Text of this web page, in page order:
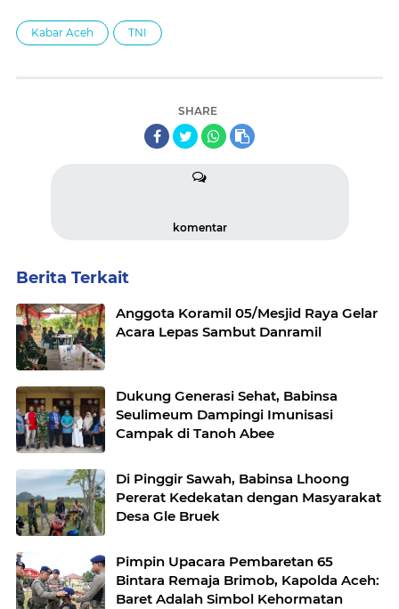
Kabar Aceh TNI
SHARE
komentar
Berita Terkait
Anggota Koramil 05/Mesjid Raya Gelar
Acara Lepas Sambut Danramil
Dukung Generasi Sehat, Babinsa
Seulimeum Dampingi Imunisasi
Campak di Tanoh Abee
Di Pinggir Sawah, Babinsa Lhoong
Pererat Kedekatan dengan Masyarakat
Desa Gle Bruek
Pimpin Upacara Pembaretan 65
Bintara Remaja Brimob, Kapolda Aceh:
Baret Adalah Simbol Kehormatan